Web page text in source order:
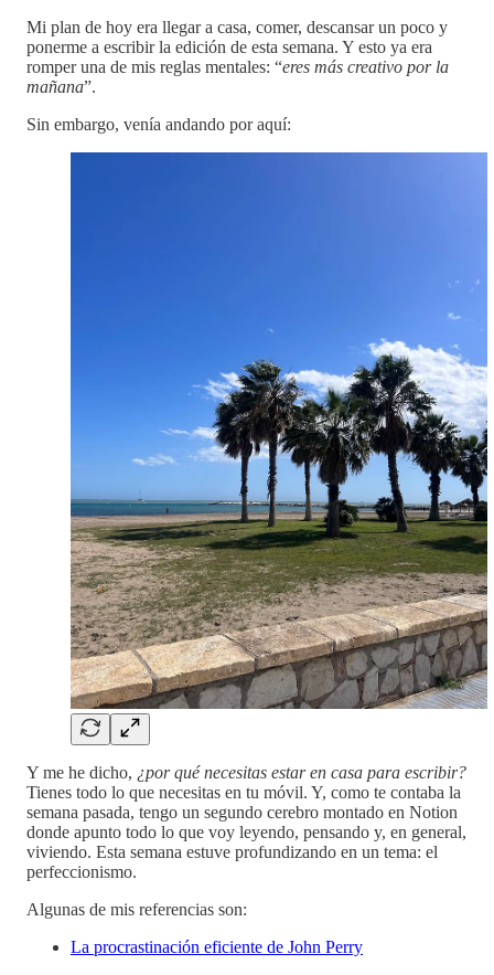
Mi plan de hoy era llegar a casa, comer, descansar un poco y
ponerme a escribir la edición de esta semana. Y esto ya era
romper una de mis reglas mentales: “eres más creativo por la
mañana”.
Sin embargo, venía andando por aquí:
Y me he dicho, ¿por qué necesitas estar en casa para escribir?
Tienes todo lo que necesitas en tu móvil. Y, como te contaba la
semana pasada, tengo un segundo cerebro montado en Notion
donde apunto todo lo que voy leyendo, pensando y, en general,
viviendo. Esta semana estuve profundizando en un tema: el
perfeccionismo.
Algunas de mis referencias son:
La procrastinación eficiente de John Perry